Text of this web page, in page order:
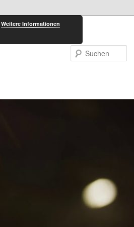
Weitere Informationen